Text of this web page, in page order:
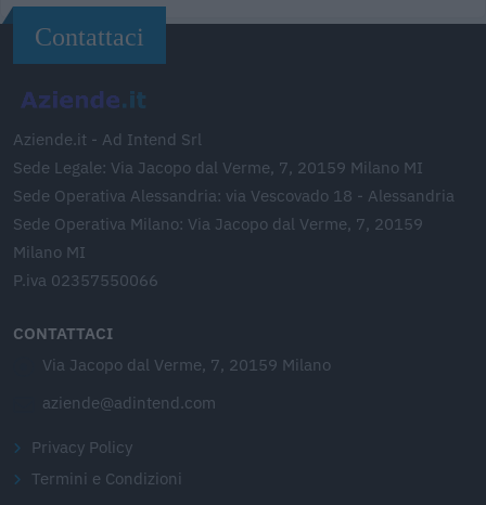
Contattaci
Aziende.it - Ad Intend Srl
Sede Legale: Via Jacopo dal Verme, 7, 20159 Milano MI
Sede Operativa Alessandria: via Vescovado 18 - Alessandria
Sede Operativa Milano: Via Jacopo dal Verme, 7, 20159
Milano MI
P.iva 02357550066
CONTATTACI
Via Jacopo dal Verme, 7, 20159 Milano
aziende@adintend.com
Privacy Policy
Termini e Condizioni